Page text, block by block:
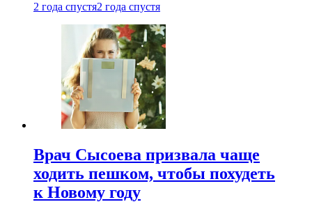
2 года спустя2 года спустя
Врач Сысоева призвала чаще
ходить пешком, чтобы похудеть
к Новому году